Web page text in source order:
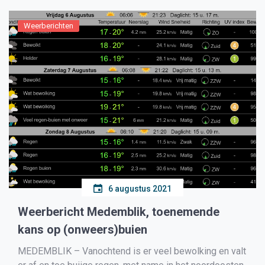
Weerberichten
6 augustus 2021
Weerbericht Medemblik, toenemende
kans op (onweers)buien
MEDEMBLIK – Vanochtend is er veel bewolking en valt